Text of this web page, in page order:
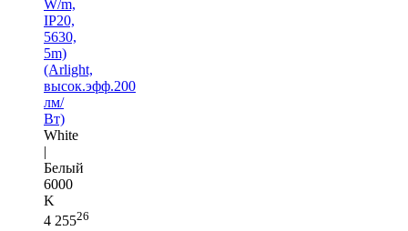
W/m,
IP20,
5630,
5m)
(Arlight,
высок.эфф.200
лм/
Вт)
White
|
Белый
6000
K
4 25526